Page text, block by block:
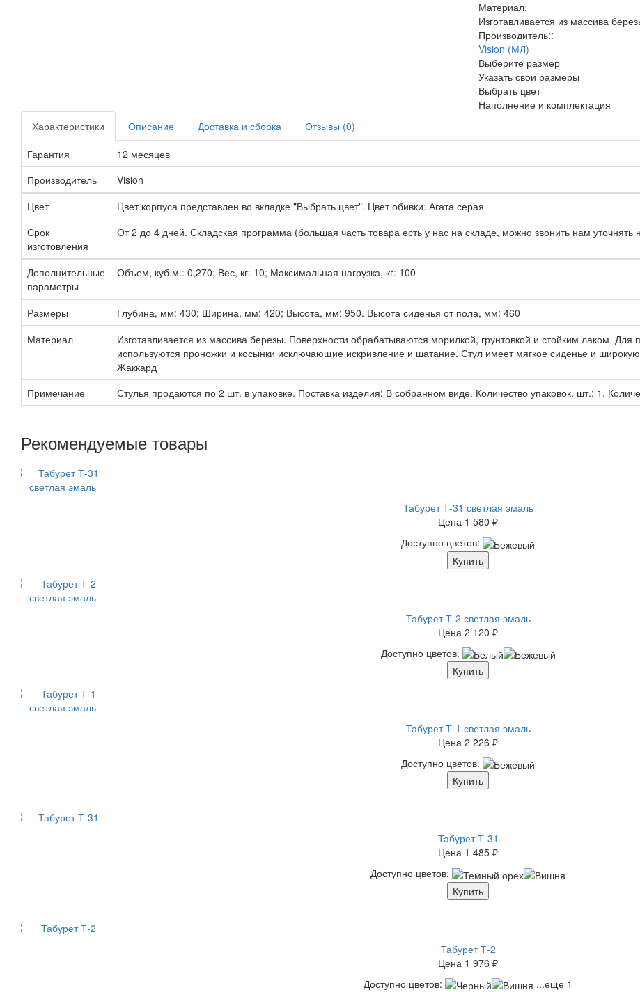
Материал:
Изготавливается из массива
Производитель::
Vision (МЛ)
Выберите размер
Указать свои размеры
Выбрать цвет
Наполнение и комплектация
Характеристики
Описание Доставка и сборка
Отзывы (0)
Гарантия
12 месяцев
Производитель
Vision
Цвет
Цвет корпуса представлен во вкладке "Выбрать цвет". Цвет обивки: Агата серая
Срок
изготовления
От 2 до 4 дней. Складская программа (большая часть товара есть у нас на складе, можно звонить нам уточнять
Дополнительные
параметры
Объем, куб.м.: 0,270; Вес, кг: 10; Максимальная нагрузка, кг: 100
Размеры
Глубина, мм: 430; Ширина, мм: 420; Высота, мм: 950. Высота сиденья от пола, мм: 460
Материал
Изготавливается из массива березы. Поверхности обрабатываются морилкой, грунтовкой и стойким лаком. Для
используются проножки и косынки исключающие искривление и шатание. Стул имеет мягкое сиденье и
Жаккард
Примечание
Стулья продаются по 2 шт. в упаковке. Поставка изделия: В собранном виде. Количество упаковок, шт.: 1.
Рекомендуемые товары
Табурет Т-31 светлая эмаль
Цена 1 580 ₽
Доступно цветов:
Купить
Табурет Т-2 светлая эмаль
Цена 2 120 ₽
Доступно цветов:
Купить
Табурет Т-1 светлая эмаль
Цена 2 226 ₽
Доступно цветов:
Купить
Табурет Т-31
Цена 1 485 ₽
Доступно цветов:
Купить
Табурет Т-2
Цена 1 976 ₽
Доступно цветов:
...еще 1